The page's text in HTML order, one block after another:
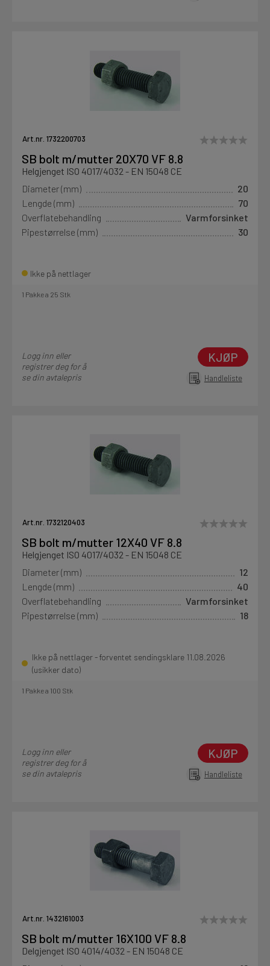
Art.nr. 1732200703
SB bolt m/mutter 20X70 VF 8.8
Helgjenget ISO 4017/4032 - EN 15048 CE
Diameter (mm)
20
Lengde (mm)
70
Overflatebehandling
Varmforsinket
Pipestørrelse (mm)
30
Ikke på nettlager
1 Pakke a 25 Stk
Logg inn eller
registrer deg for å
se din avtalepris
KJØP
Handleliste
Art.nr. 1732120403
SB bolt m/mutter 12X40 VF 8.8
Helgjenget ISO 4017/4032 - EN 15048 CE
Diameter (mm)
12
Lengde (mm)
40
Overflatebehandling
Varmforsinket
Pipestørrelse (mm)
18
Ikke på nettlager - forventet sendingsklare 11.08.2026
(usikker dato)
1 Pakke a 100 Stk
Logg inn eller
registrer deg for å
se din avtalepris
KJØP
Handleliste
Art.nr. 1432161003
SB bolt m/mutter 16X100 VF 8.8
Delgjenget ISO 4014/4032 - EN 15048 CE